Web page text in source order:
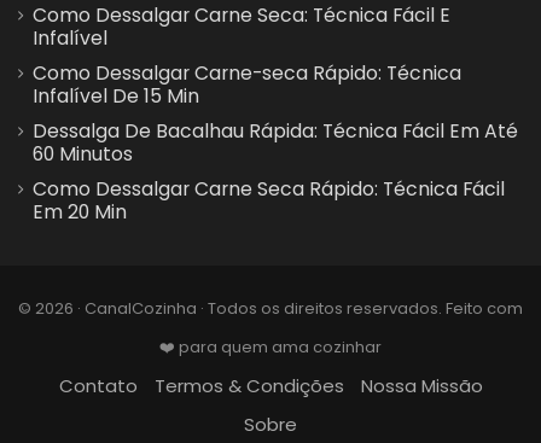
Como Dessalgar Carne Seca: Técnica Fácil E
Infalível
Como Dessalgar Carne-seca Rápido: Técnica
Infalível De 15 Min
Dessalga De Bacalhau Rápida: Técnica Fácil Em Até
60 Minutos
Como Dessalgar Carne Seca Rápido: Técnica Fácil
Em 20 Min
© 2026 · CanalCozinha · Todos os direitos reservados. Feito com
❤️ para quem ama cozinhar
Contato Termos & Condições
Nossa Missão
Sobre